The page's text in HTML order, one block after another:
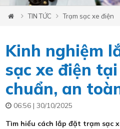
TIN TỨC Trạm sạc xe điện
Kinh nghiệm
sạc xe điện
chuẩn, an
06:56 | 30/10/2025
Tìm hiểu cách lắp đặt trạm sạc